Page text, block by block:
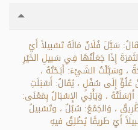
سَبَّلَ فُلَانٌ مَالَهُ تَسْبيلاً أَيْ
إِذَا جَعَلْتُهَا فِي سَبيلِ الخَيْرِ
، وسَبَّلْتُ الشَيْءَ: أَبَـحْتُهُ ،
إِلَى سُفْلٍ ، يُقَالُ: أَسْبَلَتِ
، وَيَأْتِي الإِسْبَالُ بِمَعْنَى:
، وَالجَمْعُ: سُبُلٌ ، وتَسْبيلُ
أَيْ طَريقًا يُطْلِقُ فيهِ